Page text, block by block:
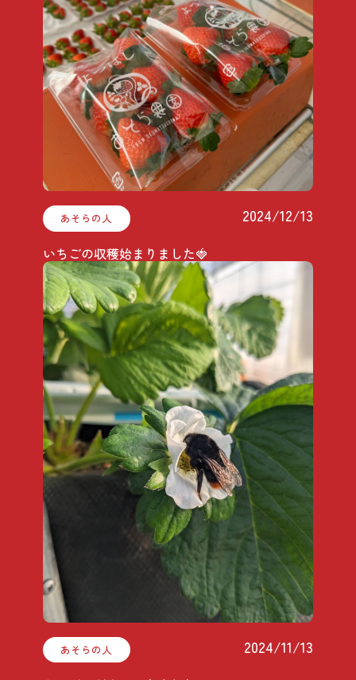
あそらの人 2024/12/13
いちごの収穫始まりました🍓
あそらの人 2024/11/13